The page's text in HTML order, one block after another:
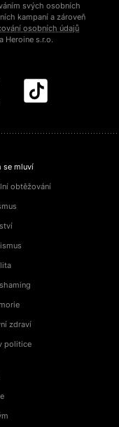
svých osobních
kampaní a zároveň
osobních údajů
Heroine s.r.o.
se mluví
obtěžování
zdraví
politice